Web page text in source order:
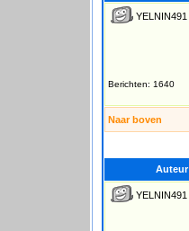
YELNIN491
Berichten: 1640
Naar boven
Auteur
YELNIN491